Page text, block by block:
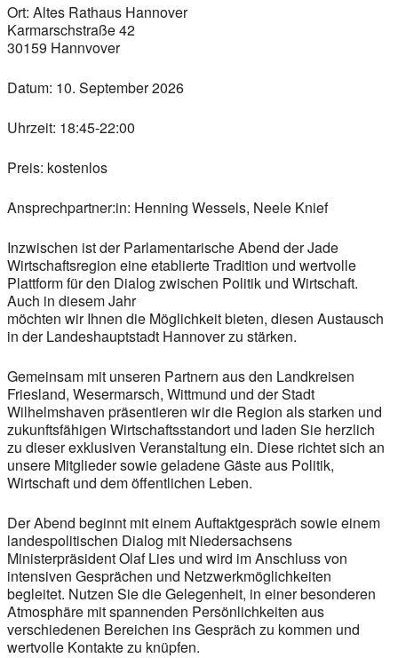
Ort: Altes Rathaus Hannover
Karmarschstraße 42
30159 Hannvover
Datum: 10. September 2026
Uhrzeit: 18:45-22:00
Preis: kostenlos
Ansprechpartner:in: Henning Wessels, Neele Knief
Inzwischen ist der Parlamentarische Abend der Jade
Wirtschaftsregion eine etablierte Tradition und wertvolle
Plattform für den Dialog zwischen Politik und Wirtschaft.
Auch in diesem Jahr
möchten wir Ihnen die Möglichkeit bieten, diesen Austausch
in der Landeshauptstadt Hannover zu stärken.
Gemeinsam mit unseren Partnern aus den Landkreisen
Friesland, Wesermarsch, Wittmund und der Stadt
Wilhelmshaven präsentieren wir die Region als starken und
zukunftsfähigen Wirtschaftsstandort und laden Sie herzlich
zu dieser exklusiven Veranstaltung ein. Diese richtet sich an
unsere Mitglieder sowie geladene Gäste aus Politik,
Wirtschaft und dem öffentlichen Leben.
Der Abend beginnt mit einem Auftaktgespräch sowie einem
landespolitischen Dialog mit Niedersachsens
Ministerpräsident Olaf Lies und wird im Anschluss von
intensiven Gesprächen und Netzwerkmöglichkeiten
begleitet. Nutzen Sie die Gelegenheit, in einer besonderen
Atmosphäre mit spannenden Persönlichkeiten aus
verschiedenen Bereichen ins Gespräch zu kommen und
wertvolle Kontakte zu knüpfen.